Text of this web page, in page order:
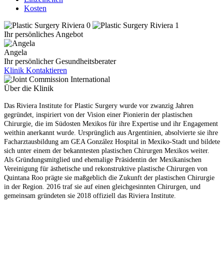
Kosten
Ihr persönliches Angebot
Angela
Ihr persönlicher Gesundheitsberater
Klinik Kontaktieren
Über die Klinik
Das Riviera Institute for Plastic Surgery wurde vor zwanzig Jahren
gegründet, inspiriert von der Vision einer Pionierin der plastischen
Chirurgie, die im Südosten Mexikos für ihre Expertise und ihr Engagement
weithin anerkannt wurde. Ursprünglich aus Argentinien, absolvierte sie ihre
Facharztausbildung am GEA González Hospital in Mexiko-Stadt und bildete
sich unter einem der bekanntesten plastischen Chirurgen Mexikos weiter.
Als Gründungsmitglied und ehemalige Präsidentin der Mexikanischen
Vereinigung für ästhetische und rekonstruktive plastische Chirurgen von
Quintana Roo prägte sie maßgeblich die Zukunft der plastischen Chirurgie
in der Region. 2016 traf sie auf einen gleichgesinnten Chirurgen, und
gemeinsam gründeten sie 2018 offiziell das Riviera Institute.